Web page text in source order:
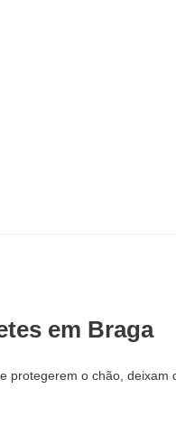
em Braga
o chão, deixam